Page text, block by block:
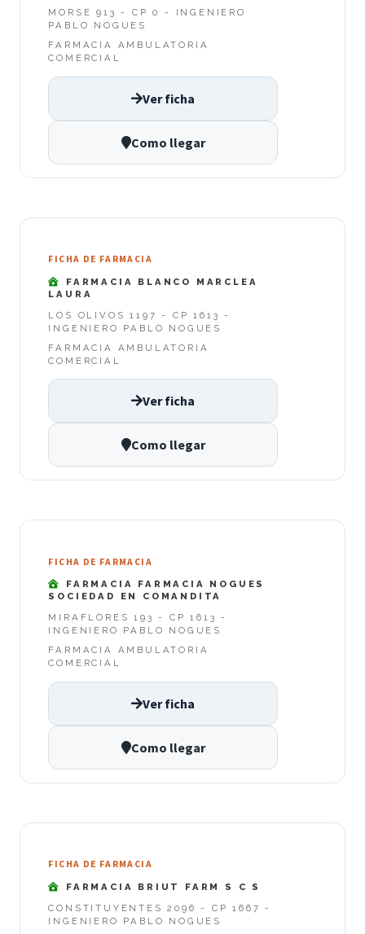
MORSE 913 - CP 0 - INGENIERO
PABLO NOGUES
FARMACIA AMBULATORIA
COMERCIAL
Ver ficha
Como llegar
FICHA DE FARMACIA
FARMACIA BLANCO MARCLEA
LAURA
LOS OLIVOS 1197 - CP 1613 -
INGENIERO PABLO NOGUES
FARMACIA AMBULATORIA
COMERCIAL
Ver ficha
Como llegar
FICHA DE FARMACIA
FARMACIA FARMACIA NOGUES
SOCIEDAD EN COMANDITA
MIRAFLORES 193 - CP 1613 -
INGENIERO PABLO NOGUES
FARMACIA AMBULATORIA
COMERCIAL
Ver ficha
Como llegar
FICHA DE FARMACIA
FARMACIA BRIUT FARM S C S
CONSTITUYENTES 2096 - CP 1667 -
INGENIERO PABLO NOGUES